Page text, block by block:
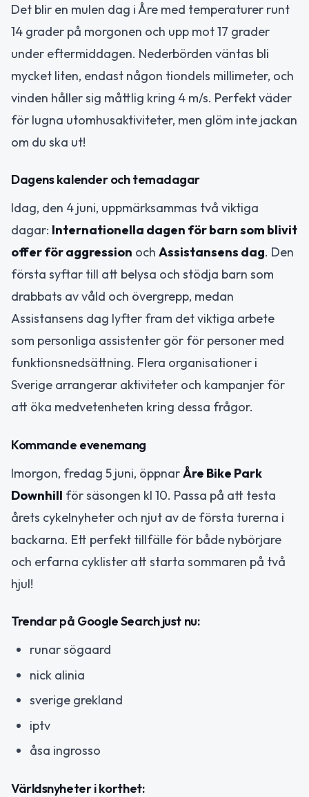
Det blir en mulen dag i Åre med temperaturer runt
14 grader på morgonen och upp mot 17 grader
under eftermiddagen. Nederbörden väntas bli
mycket liten, endast någon tiondels millimeter, och
vinden håller sig måttlig kring 4 m/s. Perfekt väder
för lugna utomhusaktiviteter, men glöm inte jackan
om du ska ut!
Dagens kalender och temadagar
Idag, den 4 juni, uppmärksammas två viktiga
dagar: Internationella dagen för barn som blivit
offer för aggression och Assistansens dag. Den
första syftar till att belysa och stödja barn som
drabbats av våld och övergrepp, medan
Assistansens dag lyfter fram det viktiga arbete
som personliga assistenter gör för personer med
funktionsnedsättning. Flera organisationer i
Sverige arrangerar aktiviteter och kampanjer för
att öka medvetenheten kring dessa frågor.
Kommande evenemang
Imorgon, fredag 5 juni, öppnarÅre Bike Park
Downhill för säsongen kl 10. Passa på att testa
årets cykelnyheter och njut av de första turerna i
backarna. Ett perfekt tillfälle för både nybörjare
och erfarna cyklister att starta sommaren på två
hjul!
Trendar på Google Search just nu:
runar sögaard
nick alinia
sverige grekland
iptv
åsa ingrosso
Världsnyheter i korthet: